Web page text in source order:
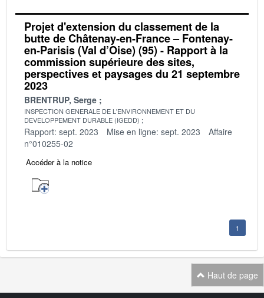
Projet d'extension du classement de la
butte de Châtenay-en-France – Fontenay-
en-Parisis (Val d’Oise) (95) - Rapport à la
commission supérieure des sites,
perspectives et paysages du 21 septembre
2023
BRENTRUP, Serge
INSPECTION GENERALE DE L'ENVIRONNEMENT ET DU
DEVELOPPEMENT DURABLE (IGEDD)
Rapport: sept. 2023 Mise en ligne: sept. 2023
Affaire
n°010255-02
Accéder à la notice
1
Haut de page